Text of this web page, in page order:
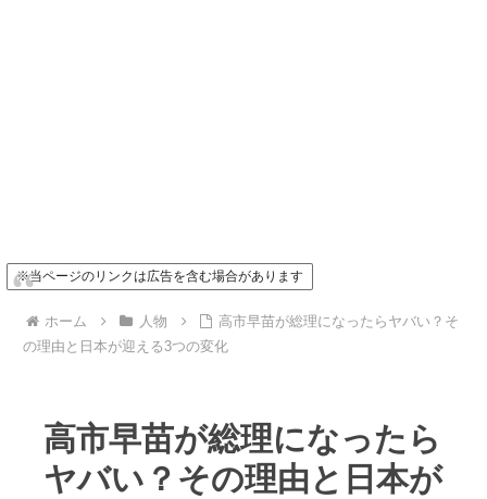
※当ページのリンクは広告を含む場合があります
ホーム 人物
高市早苗が総理になったらヤバい？そ
の理由と日本が迎える3つの変化
高市早苗が総理になったら
ヤバい？その理由と日本が